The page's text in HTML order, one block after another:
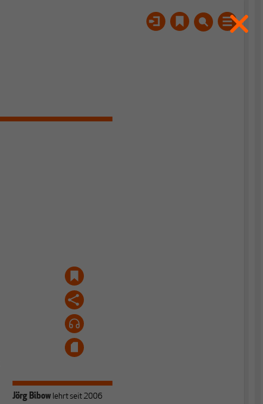
Jörg Bibowlehrt seit 2006